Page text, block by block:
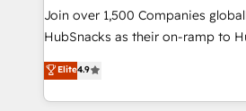
your challenge; our passionate
team of 100+ experts is ready for you!
Join over 1,500 Companies
HubSnacks as their on-ramp to
Simple pay-as-you-go plans that
1️⃣ Set Up | Onboarding New or
HubSpot portals 2️⃣ Scale Up | 100% HubSpot Task
Elite4.9